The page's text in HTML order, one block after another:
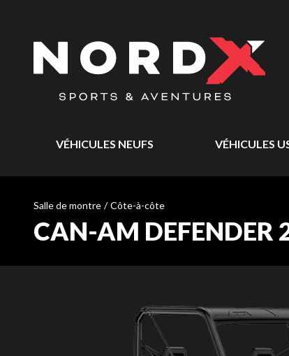
VÉHICULES NEUFS VÉHICULES
Salle de montre / Côte-à-côte
CAN-AM DEFENDER